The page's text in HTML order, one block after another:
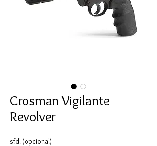
Crosman Vigilante
Revolver
sfdl (opcional)